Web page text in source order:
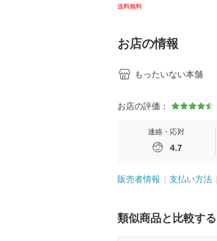
堂 [単行
送料無料
お店の情報
もったいない本舗
お店の評価：
連絡・応対
4.7
販売者情報 支払い方法
類似商品と比較する